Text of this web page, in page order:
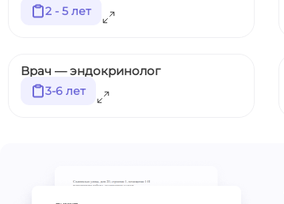
2 - 5 лет
Врач — эндокринолог
3-6 лет